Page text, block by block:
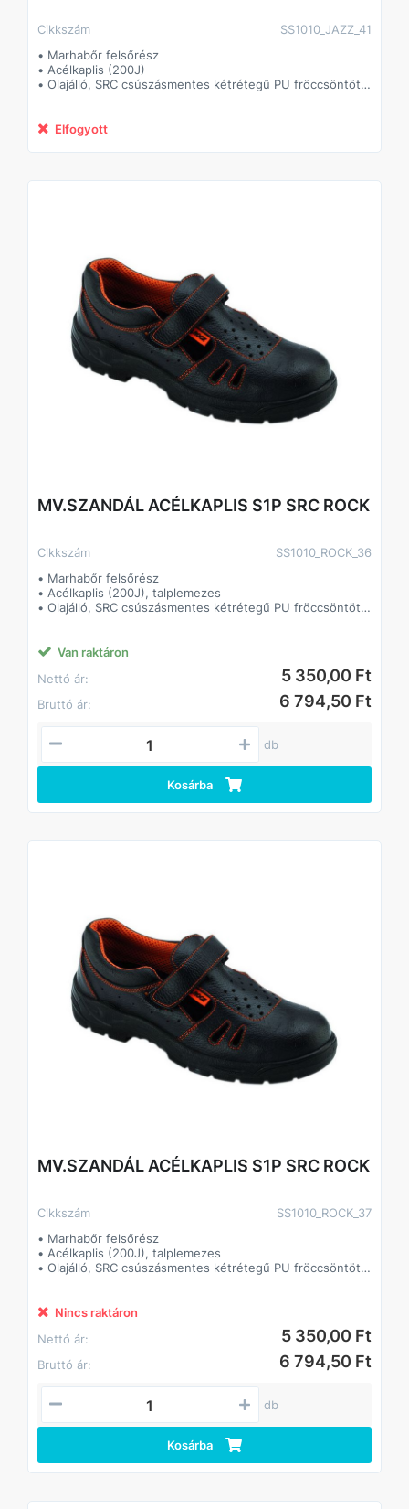
Cikkszám
SS1010_JAZZ_41
• Marhabőr felsőrész
• Acélkaplis (200J)
• Olajálló, SRC csúszásmentes kétrétegű PU fröccsöntött
• Párnázott szártető, formázott talpbetét
Elfogyott
MV.SZANDÁL ACÉLKAPLIS S1P SRC ROCK
Cikkszám
SS1010_ROCK_36
• Marhabőr felsőrész
• Acélkaplis (200J), talplemezes
• Olajálló, SRC csúszásmentes kétrétegű PU fröccsöntött
• Párnázott szártető, formázott talpbetét
Van raktáron
Nettó ár:
5 350,00 Ft
Bruttó ár: 6 794,50 Ft
db
Kosárba
MV.SZANDÁL ACÉLKAPLIS S1P SRC ROCK
Cikkszám
SS1010_ROCK_37
• Marhabőr felsőrész
• Acélkaplis (200J), talplemezes
• Olajálló, SRC csúszásmentes kétrétegű PU fröccsöntött
• Párnázott szártető, formázott talpbetét
Nincs raktáron
Nettó ár:
5 350,00 Ft
Bruttó ár: 6 794,50 Ft
db
Kosárba